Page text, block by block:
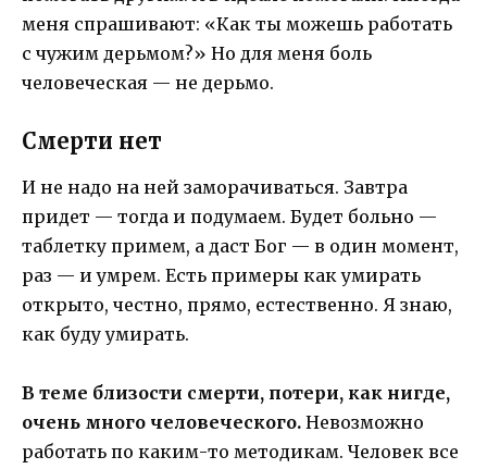
меня спрашивают: «Как ты можешь работать
с чужим дерьмом?» Но для меня боль
человеческая — не дерьмо.
Смерти нет
И не надо на ней заморачиваться. Завтра
придет — тогда и подумаем. Будет больно —
таблетку примем, а даст Бог — в один момент,
раз — и умрем. Есть примеры как умирать
открыто, честно, прямо, естественно. Я знаю,
как буду умирать.
В теме близости смерти, потери, как нигде,
очень много человеческого. Невозможно
работать по каким-то методикам. Человек все